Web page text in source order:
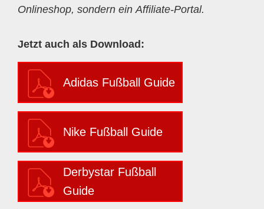
Onlineshop, sondern ein Affiliate-Portal.
Jetzt auch als Download:
Adidas Fußball Guide
Nike Fußball Guide
Derbystar Fußball
Guide